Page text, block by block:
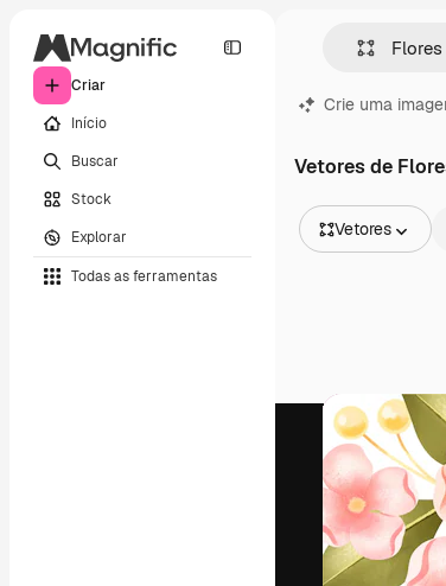
Criar
Início
Buscar
Stock
Explorar
Todas as ferramentas
Crie uma
Vetores de
Vetores
Vídeos
Clipes de vídeo
Animações
Modelos de
Ícones
Modelos 3D
Fontes
A
seu